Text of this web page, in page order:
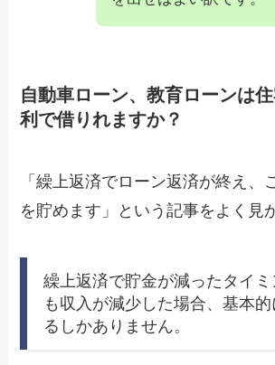
自動車ローン、教育ローンは
利で借りれますか？
「繰上返済でローン返済が終え、
を貯めます」という記事をよく見
繰上返済で貯金が減ったタイミ
も収入が減少した場合、基本
るしかありません。